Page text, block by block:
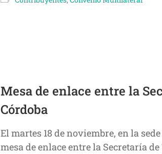
Mesa de enlace entre la
Córdoba
El martes 18 de noviembre, en la
mesa de enlace entre la Secretaría